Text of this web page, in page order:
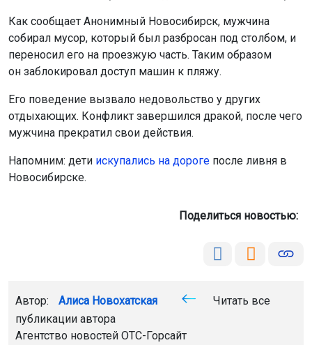
Как сообщает Анонимный Новосибирск, мужчина
собирал мусор, который был разбросан под столбом, и
переносил его на проезжую часть. Таким образом
он заблокировал доступ машин к пляжу.
Его поведение вызвало недовольство у других
отдыхающих. Конфликт завершился дракой, после чего
мужчина прекратил свои действия.
Напомним: дети искупались на дороге после ливня в
Новосибирске.
Поделиться новостью:
Автор: Алиса Новохатская
Читать все
публикации автора
Агентство новостей ОТС-Горсайт